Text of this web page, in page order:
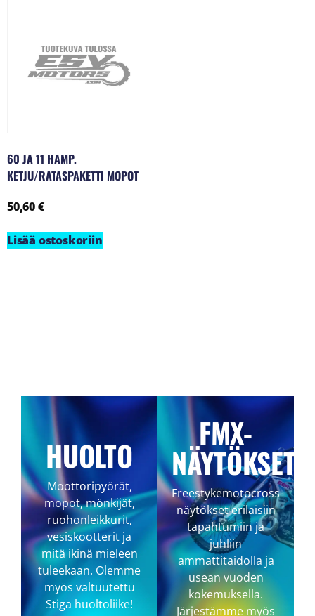
60 JA 11 HAMP.
KETJU/RATASPAKETTI MOPOT
50,60€
Lisää ostoskoriin
HUOLTO
Moottoripyörät,
mopot, mönkijät,
ruohonleikkurit,
vesiskootterit ja
mitä ikinä mieleen
tuleekaan. Olemme
myös valtuutettu
Stiga huoltoliike!
FMX-
NÄYTÖKSET
Freestykemotocross-
näytökset erilaisiin
tapahtumiin ja
juhliin
ammattitaidolla ja
usean vuoden
kokemuksella.
Järjestämme myös